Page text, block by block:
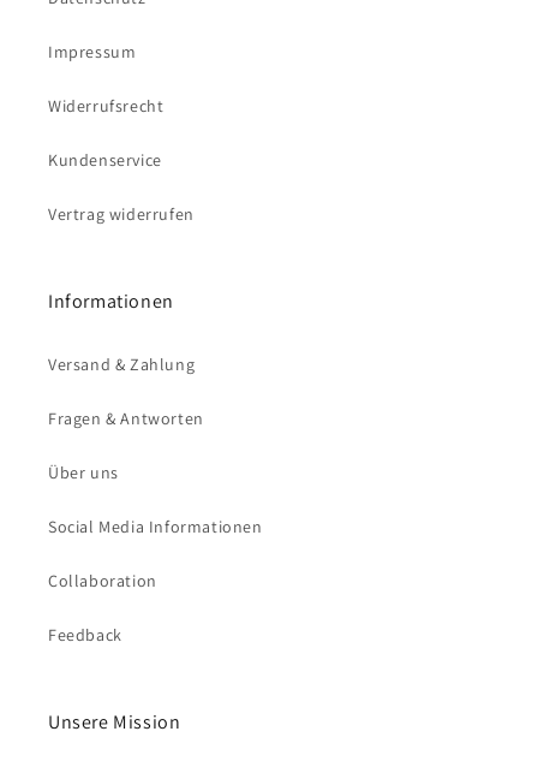
Impressum
Widerrufsrecht
Kundenservice
Vertrag widerrufen
Informationen
Versand & Zahlung
Fragen & Antworten
Über uns
Social Media Informationen
Collaboration
Feedback
Unsere Mission